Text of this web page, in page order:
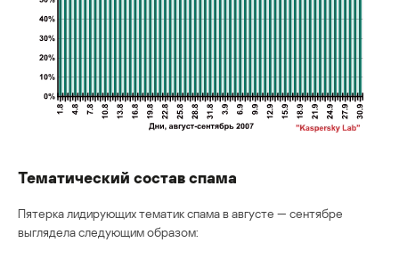
Тематический состав спама
Пятерка лидирующих тематик спама в августе — сентябре
выглядела следующим образом: